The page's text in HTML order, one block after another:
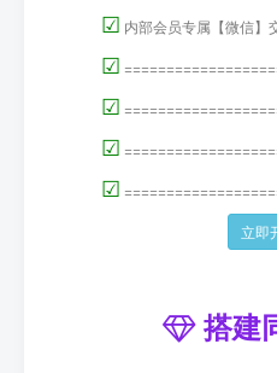
☑ 内部会员专属【微信】
☑
☑
☑
☑
立即
搭建